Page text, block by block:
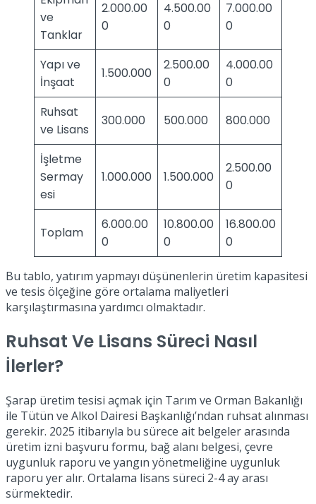
ve
Tanklar
2.000.00
0
4.500.00
0
7.000.00
0
Yapı ve
İnşaat
1.500.000
2.500.00
0
4.000.00
0
Ruhsat
ve Lisans
300.000 500.000 800.000
İşletme
Sermay
esi
1.000.000 1.500.000
2.500.00
0
Toplam
6.000.00
0
10.800.00
0
16.800.00
0
Bu tablo, yatırım yapmayı düşünenlerin üretim kapasitesi
ve tesis ölçeğine göre ortalama maliyetleri
karşılaştırmasına yardımcı olmaktadır.
Ruhsat Ve Lisans Süreci Nasıl
İlerler?
Şarap üretim tesisi açmak için Tarım ve Orman Bakanlığı
ile Tütün ve Alkol Dairesi Başkanlığı’ndan ruhsat alınması
gerekir. 2025 itibarıyla bu sürece ait belgeler arasında
üretim izni başvuru formu, bağ alanı belgesi, çevre
uygunluk raporu ve yangın yönetmeliğine uygunluk
raporu yer alır. Ortalama lisans süreci 2-4 ay arası
sürmektedir.